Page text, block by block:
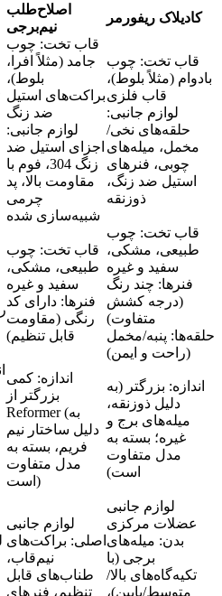
اصلاح‌طلب
نیم‌برجی
کادیلاک ریفورمر
قاب تخت: چوب
جامد (مثلاً افرا،
بلوط)،
براکت‌های استیل
ضد زنگ
لوازم جانبی:
اجزای استیل ضد
زنگ 304، فوم با
مقاومت بالا، پد
چرمی
شبیه‌سازی شده
قاب تخت: چوب
بادوام (مثلاً بلوط)،
قاب فلزی
لوازم جانبی:
حلقه‌های نخی/
مخمل، میله‌های
چوبی، فنرهای
استیل ضد زنگ،
ذوزنقه
قاب تخت: چوب
طبیعی، مشکی،
سفید و غیره
فنرها: دارای کد
رنگی (مقاومت
قابل تنظیم)
قاب تخت: چوب
طبیعی، مشکی،
سفید و غیره
فنرها: چند رنگ
(درجه کشش
متفاوت)
حلقه‌ها: پنبه/مخمل
(راحت و ایمن)
اندازه: کمی
بزرگتر از
Reformer (به
دلیل ساختار نیم
فریم، بسته به
مدل متفاوت
است)
اندازه: بزرگتر (به
دلیل ذوزنقه،
میله‌های برج و
غیره؛ بسته به
مدل متفاوت
است)
لوازم جانبی
اصلی: براکت‌های
نیم‌قاب،
طناب‌های قابل
تنظیم، فنرهای
لوازم جانبی
عضلات مرکزی
بدن: میله‌های
برجی (با
تکیه‌گاه‌های بالا/
متوسط/پایین)،